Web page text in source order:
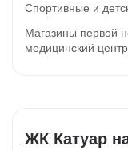
Спортивные и
Магазины первой
медицинский центр
ЖК Катуар